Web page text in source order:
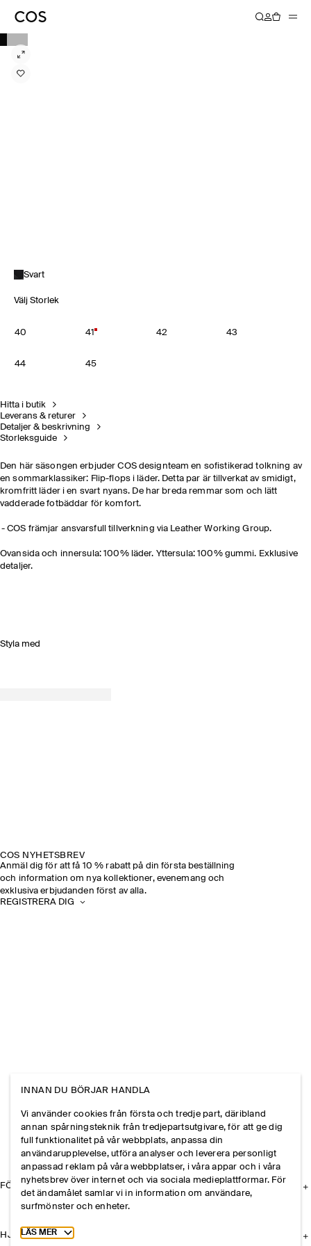
Svart
Välj Storlek
40 41 42 43
44 45
Hitta i butik
Leverans & returer
Detaljer & beskrivning
Storleksguide
Den här säsongen erbjuder COS designteam en sofistikerad tolkning av
en sommarklassiker: Flip-flops i läder. Detta par är tillverkat av smidigt,
kromfritt läder i en svart nyans. De har breda remmar som och lätt
vadderade fotbäddar för komfort.
COS främjar ansvarsfull tillverkning via Leather Working Group.
Ovansida och innersula: 100% läder. Yttersula: 100% gummi. Exklusive
detaljer.
Styla med
COS NYHETSBREV
Anmäl dig för att få 10 % rabatt på din första beställning
och information om nya kollektioner, evenemang och
exklusiva erbjudanden först av alla.
REGISTRERA DIG
FÖRETAGET
HJÄLP
INNAN DU BÖRJAR HANDLA
Vi använder cookies från första och tredje part, däribland
annan spårningsteknik från tredjepartsutgivare, för att ge dig
full funktionalitet på vår webbplats, anpassa din
användarupplevelse, utföra analyser och leverera personligt
anpassad reklam på våra webbplatser, i våra appar och i våra
nyhetsbrev över internet och via sociala medieplattformar. För
det ändamålet samlar vi in information om användare,
surfmönster och enheter.
Toggle more cookie information
LÄS MER